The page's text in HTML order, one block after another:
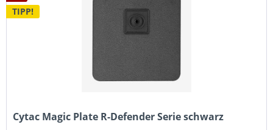
TIPP!
Cytac Magic Plate R-Defender Serie schwarz